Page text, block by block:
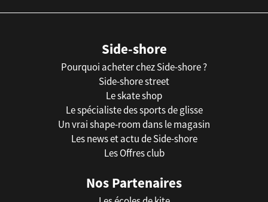
Side-shore
Pourquoi acheter chez Side-shore ?
Side-shore street
Le skate shop
Le spécialiste des sports de glisse
Un vrai shape-room dans le magasin
Les news et actu de Side-shore
Les Offres club
Nos Partenaires